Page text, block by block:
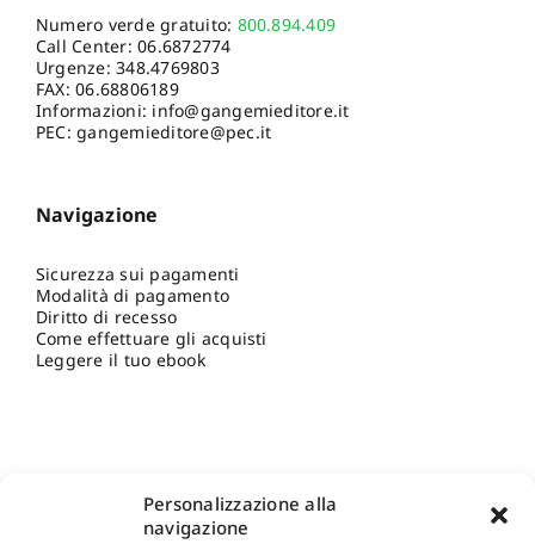
Personalizzazione alla
navigazione
Numero verde gratuito: 800.894.409
Call Center:06.6872774
Urgenze:348.4769803
FAX: 06.68806189
Informazioni: info@gangemieditore.it
PEC: gangemieditore@pec.it
Navigazione
Sicurezza sui pagamenti
Modalità di pagamento
Diritto di recesso
Come effettuare gli acquisti
Leggere il tuo ebook